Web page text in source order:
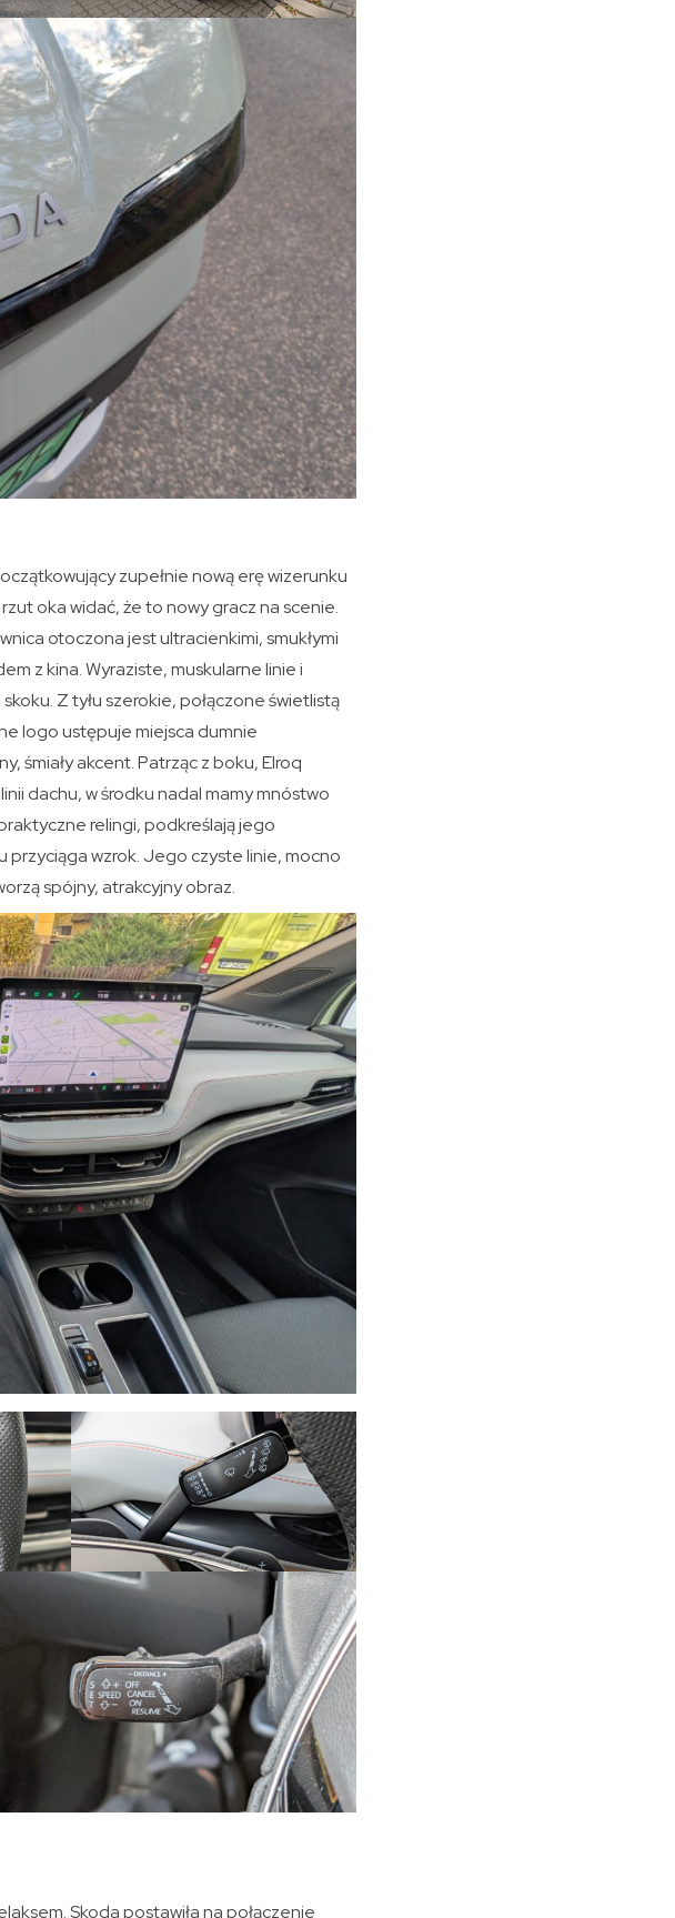
zupełnie nową erę wizerunku
oka widać, że to nowy gracz na scenie.
otoczona jest ultracienkimi, smukłymi
z kina. Wyraziste, muskularne linie i
Z tyłu szerokie, połączone świetlistą
logo ustępuje miejsca dumnie
śmiały akcent. Patrząc z boku, Elroq
dachu, w środku nadal mamy mnóstwo
relingi, podkreślają jego
przyciąga wzrok. Jego czyste linie, mocno
spójny, atrakcyjny obraz.
Skoda postawiła na połączenie